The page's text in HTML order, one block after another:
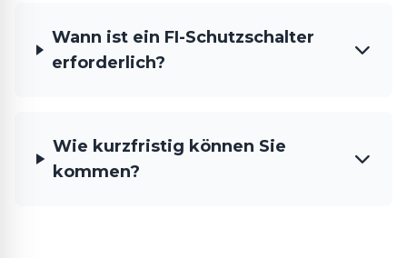
Wann ist ein FI-Schutzschalter
erforderlich?
Wie kurzfristig können Sie
kommen?